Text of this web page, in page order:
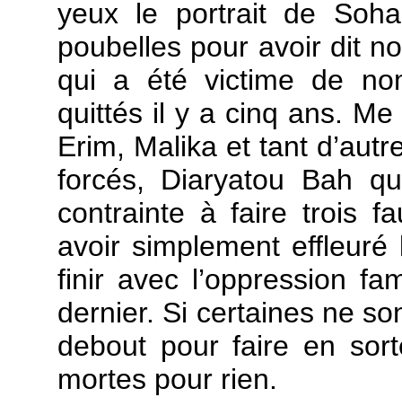
yeux le portrait de
poubelles pour avoir dit
qui a été victime de
quittés il y a cinq ans.
Erim, Malika et tant
forcés, Diaryatou Bah
contrainte à faire trois
avoir simplement effleuré
finir avec l’oppression
dernier. Si certaines ne
debout pour faire en
mortes pour rien.